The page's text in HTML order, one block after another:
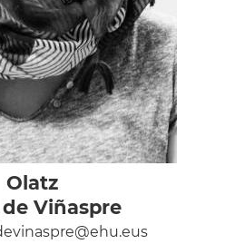
Olatz
de Viñaspre